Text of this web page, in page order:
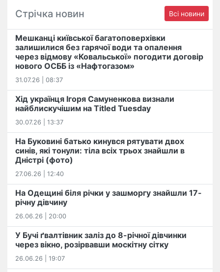
Стрічка новин Всі новини
Мешканці київської багатоповерхівки
залишилися без гарячої води та опалення
через відмову «Ковальської» погодити договір
нового ОСББ із «Нафтогазом»
31.07.26 | 08:37
Хід українця Ігоря Самуненкова визнали
найблискучішим на Titled Tuesday
30.07.26 | 13:37
На Буковині батько кинувся рятувати двох
синів, які тонули: тіла всіх трьох знайшли в
Дністрі (фото)
27.06.26 | 12:40
На Одещині біля річки у зашморгу знайшли 17-
річну дівчину
26.06.26 | 20:00
У Бучі ґвалтівник заліз до 8-річної дівчинки
через вікно, розірвавши москітну сітку
26.06.26 | 19:07